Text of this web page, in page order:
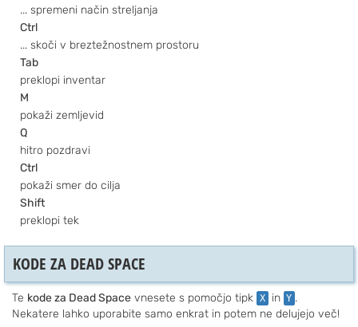
... spremeni način streljanja
Ctrl
... skoči v breztežnostnem prostoru
Tab
preklopi inventar
M
pokaži zemljevid
Q
hitro pozdravi
Ctrl
pokaži smer do cilja
Shift
preklopi tek
KODE ZA DEAD SPACE
Te kode za Dead Space vnesete s pomočjo tipk X in Y .
Nekatere lahko uporabite samo enkrat in potem ne delujejo več!